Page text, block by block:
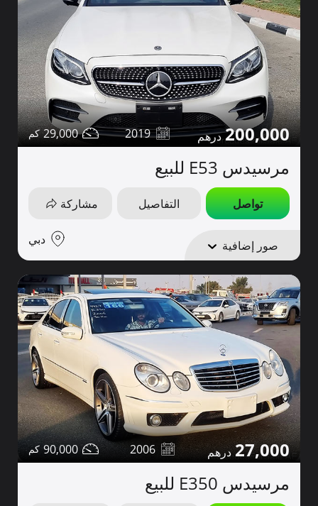
200,000
2019
29,000
مرسيدس E53 للبيع
تواصل التفاصيل مشاركة
صور إضافية دبي
27,000
2006
90,000
مرسيدس E350 للبيع